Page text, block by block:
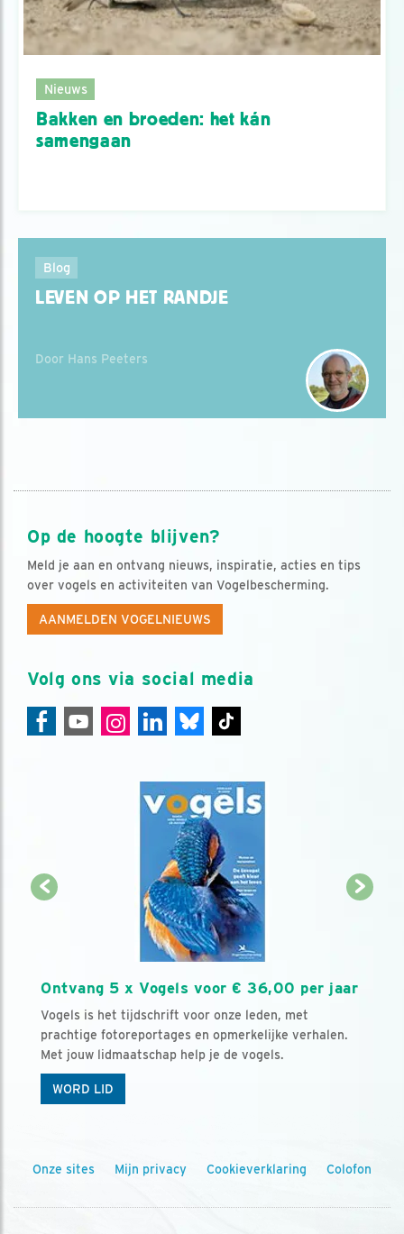
Nieuws
Bakken en broeden: het kán
samengaan
Blog
LEVEN OP HET RANDJE
Door Hans Peeters
Op de hoogte blijven?
Meld je aan en ontvang nieuws, inspiratie, acties en tips
over vogels en activiteiten van Vogelbescherming.
AANMELDEN VOGELNIEUWS
Volg ons via social media
Ontvang 5 x Vogels voor € 36,00 per jaar
Vogels is het tijdschrift voor onze leden, met
prachtige fotoreportages en opmerkelijke verhalen.
Met jouw lidmaatschap help je de vogels.
WORD LID
Onze sites Mijn privacy Cookieverklaring Colofon